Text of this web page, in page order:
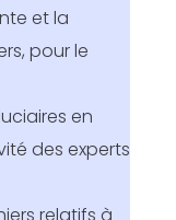
et la
pour le
en
des experts